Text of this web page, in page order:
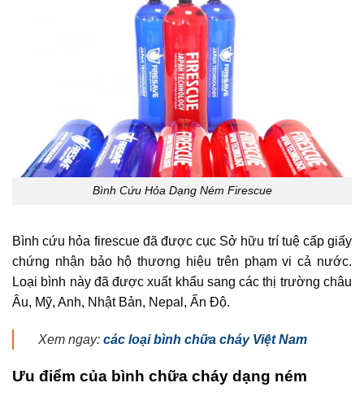
Bình Cứu Hỏa Dạng Ném Firescue
Bình cứu hỏa firescue đã được cục Sở hữu trí tuệ cấp giấy
chứng nhận bảo hộ thương hiệu trên phạm vi cả nước.
Loại bình này đã được xuất khẩu sang các thị trường châu
Âu, Mỹ, Anh, Nhật Bản, Nepal, Ấn Độ.
Xem ngay: các loại bình chữa cháy Việt Nam
Ưu điểm của bình chữa cháy dạng ném